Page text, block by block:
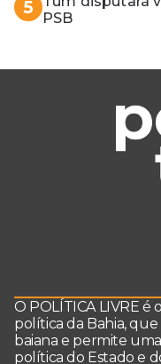
5
PSB
O POLÍTICA LIVRE é
política da Bahia,
baiana e permite
política do Estado e